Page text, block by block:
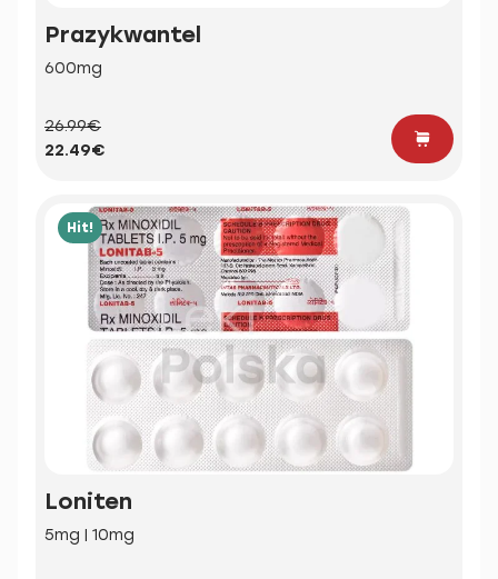
Prazykwantel
600mg
26.99€
22.49€
Hit!
Loniten
5mg | 10mg